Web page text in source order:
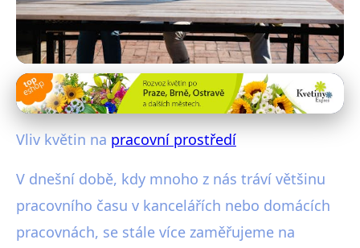
Rostliny pro kancelář
Jak Květiny Zvyšují Produktivitu a
· 4 min čtení · Autor: Adéla Šrámková
Vliv květin na pracovní prostředí
V dnešní době, kdy mnoho z nás tráví většinu
pracovního času v kancelářích nebo domácích
pracovnách, se stále více zaměřujeme na